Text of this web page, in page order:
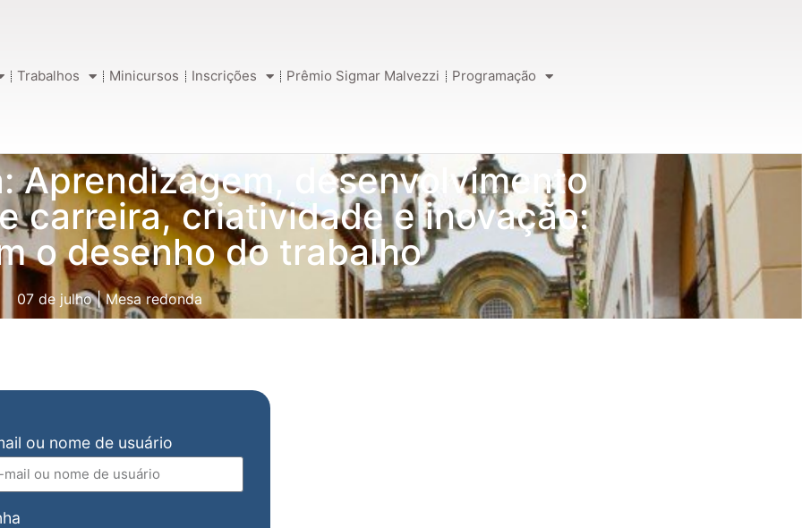
Trabalhos Minicursos Inscrições Prêmio Sigmar Malvezzi Programação
Aprendizagem, desenvolvimento
carreira, criatividade e inovação:
o desenho do trabalho
07 de julho|Mesa redonda
ou nome de usuário